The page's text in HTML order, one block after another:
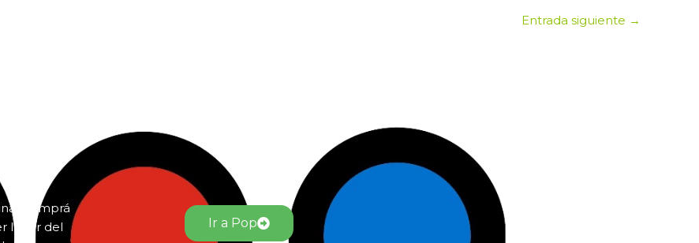
Entrada siguiente →
Comprá
lugar del
Ir a Pop